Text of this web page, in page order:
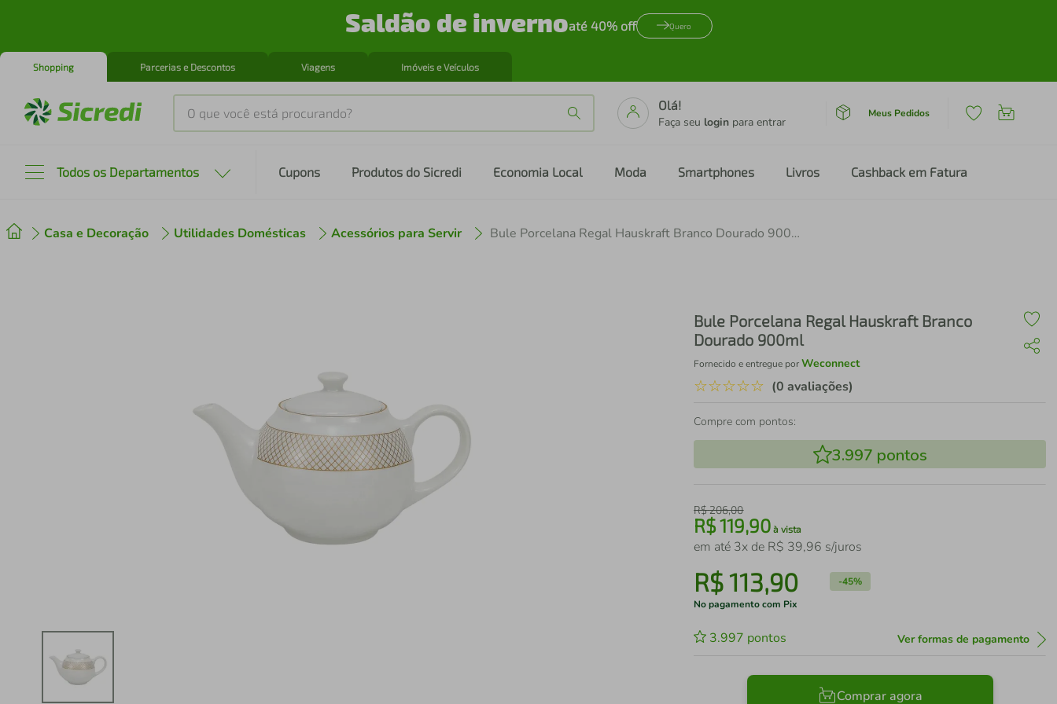
Saldão de invernoaté 40% off Quero
Shopping Parcerias e Descontos Viagens Imóveis e Veículos
O que você está procurando?
Olá!
Faça seu login para entrar
Meus Pedidos
Todos os Departamentos Cupons Produtos do Sicredi Economia Local Moda Smartphones Livros Cashback em Fatura
Casa e Decoração Utilidades Domésticas Acessórios para Servir Bule Porcelana Regal Hauskraft Branco Dourado 900ml
Bule Porcelana Regal Hauskraft Branco
Dourado 900ml
Fornecido e entregue porWeconnect
☆☆☆☆☆ (0 avaliações)
Compre com pontos:
3.997 pontos
R$206,00
R$119,90 à vista
em até 3x de R$ 39,96 s/juros
R$113,90 -45%
No pagamento com Pix
3.997 pontos Ver formas de pagamento
Comprar agora
º cafeteira